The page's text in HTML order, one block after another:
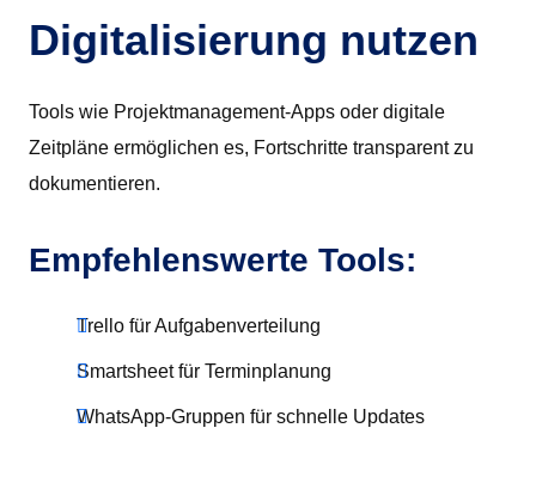
Digitalisierung nutzen
Tools wie Projektmanagement-Apps oder digitale
Zeitpläne ermöglichen es, Fortschritte transparent zu
dokumentieren.
Empfehlenswerte Tools:
Trello für Aufgabenverteilung
Smartsheet für Terminplanung
WhatsApp-Gruppen für schnelle Updates